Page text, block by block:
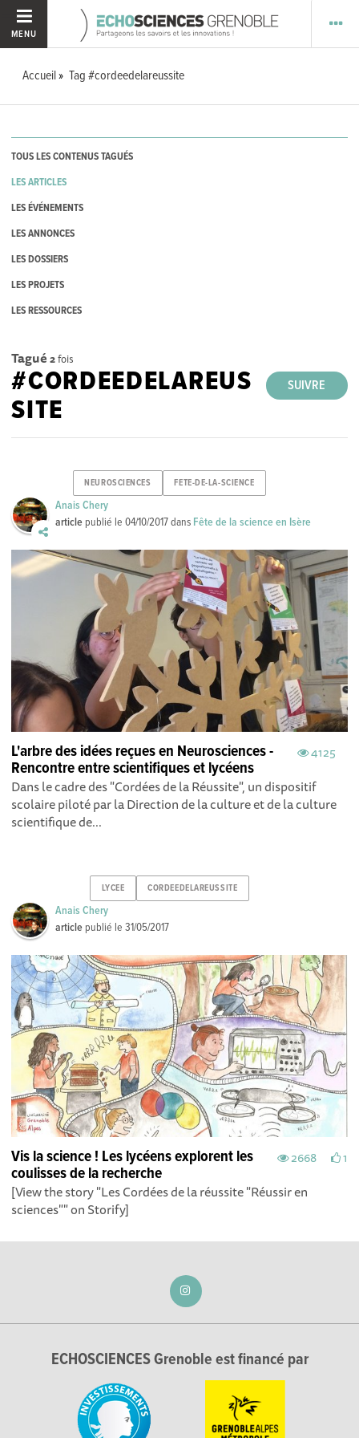
MENU
Accueil Tag #cordeedelareussite
TOUS LES CONTENUS TAGUÉS
LES ARTICLES
LES ÉVÉNEMENTS
LES ANNONCES
LES DOSSIERS
LES PROJETS
LES RESSOURCES
Tagué 2fois
SUIVRE
#CORDEEDELAREUS
SITE
NEUROSCIENCES FETE-DE-LA-SCIENCE
Anais Chery
article publié le04/10/2017dans Fête de la science en Isère
4125
L'arbre des idées reçues en Neurosciences -
Rencontre entre scientifiques et lycéens
Dans le cadre des "Cordées de la Réussite", un dispositif
scolaire piloté par la Direction de la culture et de la culture
scientifique de...
LYCEE CORDEEDELAREUSSITE
Anais Chery
article publié le31/05/2017
2668 1
Vis la science ! Les lycéens explorent les
coulisses de la recherche
[View the story "Les Cordées de la réussite "Réussir en
sciences"" on Storify]
ECHOSCIENCES Grenoble est financé par